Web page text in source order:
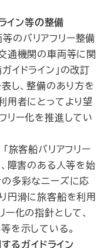
イン等の整備
のバリアフリー整備
通機関の車両等に関
イドライン」の改訂
し、整備のあり方を
用者にとってより望
リー化を推進してい
旅客船バリアフリー
、障害のある人等を始
多彩なニーズに応
円滑に旅客船を利用
ー化の指針として、
を示している。
るガイドライン